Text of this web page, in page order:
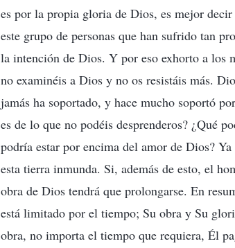
es por la propia gloria de Dios, es mejor
este grupo de personas que han sufrido tan
la intención de Dios. Y por eso exhorto a los
no examinéis a Dios y no os resistáis más.
jamás ha soportado, y hace mucho soportó
es de lo que no podéis desprenderos? ¿Qué
podría estar por encima del amor de Dios?
esta tierra inmunda. Si, además de esto, el
obra de Dios tendrá que prolongarse. En
está limitado por el tiempo; Su obra y Su
obra, no importa el tiempo que requiera, Él